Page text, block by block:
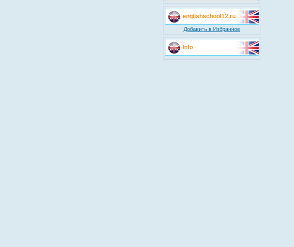
englishschool12.ru
Добавить в Избранное
Info